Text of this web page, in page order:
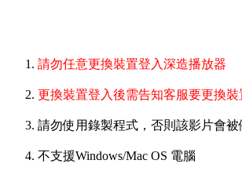
請勿任意更換裝置登入深造播放器
更換裝置登入後需告知客服要更換裝
請勿使用錄製程式，否則該影片會被
不支援Windows/Mac OS 電腦